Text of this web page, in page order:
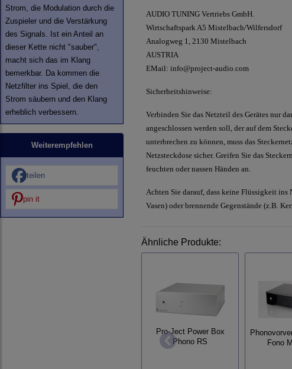
Strom, die Modulation durch die
Zuspieler und die Verstärkung
des Signals. Ist ein Anteil an
dieser Kette nicht "sauber",
macht sich das im Klang
bemerkbar. Da kommen die
Netzfilter ins Spiel, die den
Strom säubern und den Klang
erheblich verbessern.
Weiterempfehlen
teilen
pin it
AUDIO TUNING Vertriebs GmbH.
Wirtschaftspark A5 Mistelbach/Wilfersdorf
Analogweg 1, 2130 Mistelbach
AUSTRIA
EMail: info@project-audio.com
Sicherheitshinweise:
Verbinden Sie das Netzteil des Gerätes nur
angeschlossen werden soll, der auf dem
unterbrechen zu können, muss das
Netzsteckdose sicher. Greifen Sie das
feuchten oder nassen Händen an.
Achten Sie darauf, dass keine Flüssigkeit
Vasen) oder brennende Gegenstände (z.B.
Ähnliche Produkte:
Pro-Ject Power Box
Phono RS
Fono